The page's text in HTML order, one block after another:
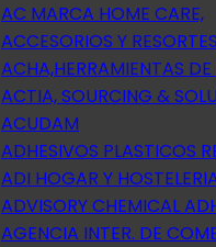
AC MARCA HOME CARE,
ACCESORIOS Y RESORTES
ACHA,HERRAMIENTAS
ACTIA, SOURCING &
ACUDAM
ADHESIVOS PLASTICOS
ADI HOGAR Y
ADVISORY CHEMICAL
AGENCIA INTER. DE